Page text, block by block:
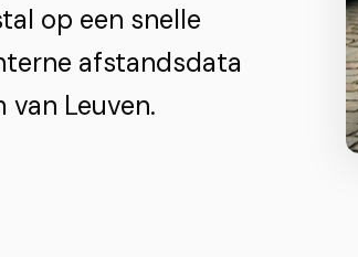
op een snelle
afstandsdata
Leuven.